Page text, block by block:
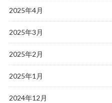
2025年4月
2025年3月
2025年2月
2025年1月
2024年12月